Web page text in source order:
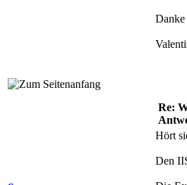
Danke
Re:
Hört
Den